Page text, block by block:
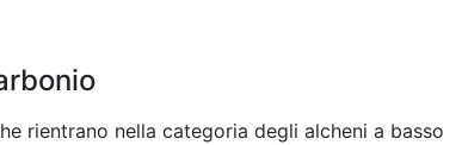
rientrano nella categoria degli alcheni a basso